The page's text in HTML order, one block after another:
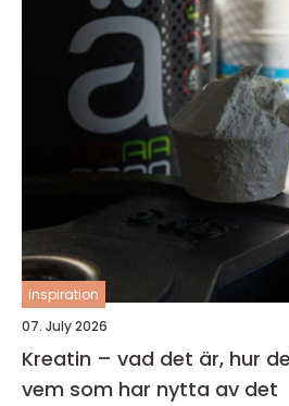
inspiration
07. July 2026
Kreatin – vad det är, hur
vem som har nytta av det